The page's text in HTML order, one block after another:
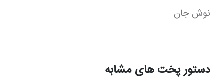
نوش جان
دستور پخت های مشابه